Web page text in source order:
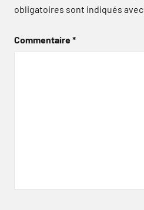
obligatoires sont indiqués avec
Commentaire*